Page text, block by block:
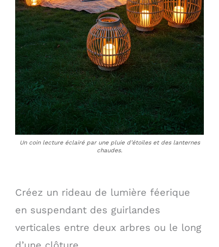
Un coin lecture éclairé par une pluie d’étoiles et des lanternes
chaudes.
Créez un rideau de lumière féerique
en suspendant des guirlandes
verticales entre deux arbres ou le long